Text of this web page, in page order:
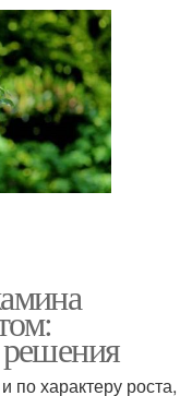
характеру роста,